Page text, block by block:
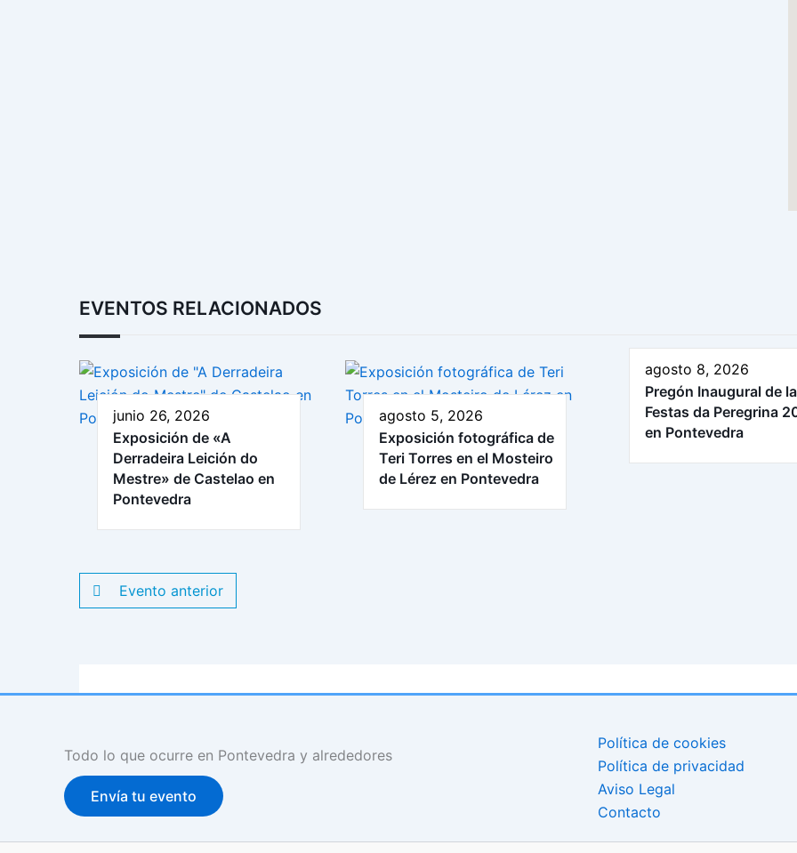
EVENTOS RELACIONADOS
junio 26, 2026
Exposición de «A
Derradeira Leición do
Mestre» de Castelao en
Pontevedra
agosto 5, 2026
Exposición fotográfica de
Teri Torres en el Mosteiro
de Lérez en Pontevedra
agosto 8, 2026
Pregón Inaugural de
Festas da Peregrina
en Pontevedra
Evento anterior
Todo lo que ocurre en Pontevedra y alrededores
Envía tu evento
Política de cookies
Política de privacidad
Aviso Legal
Contacto